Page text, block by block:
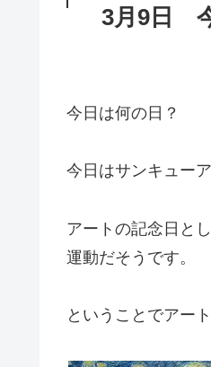
3月9日
今日は何の日？
今日はサンキュー
アートの記念日と
運動だそうです。
ということでアー